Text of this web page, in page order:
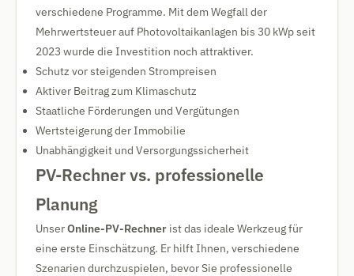
verschiedene Programme. Mit dem Wegfall der
Mehrwertsteuer auf Photovoltaikanlagen bis 30 kWp seit
2023 wurde die Investition noch attraktiver.
Schutz vor steigenden Strompreisen
Aktiver Beitrag zum Klimaschutz
Staatliche Förderungen und Vergütungen
Wertsteigerung der Immobilie
Unabhängigkeit und Versorgungssicherheit
PV-Rechner vs. professionelle
Planung
UnserOnline-PV-Rechner ist das ideale Werkzeug für
eine erste Einschätzung. Er hilft Ihnen, verschiedene
Szenarien durchzuspielen, bevor Sie professionelle